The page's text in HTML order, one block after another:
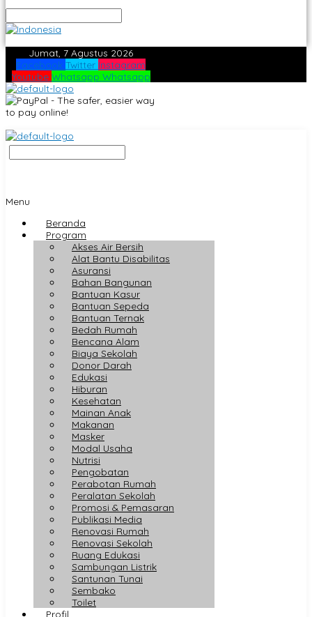
Jumat, 7 Agustus 2026
Facebook Twitter Instagram
Youtube Whatsapp Whatsapp
Menu
Beranda
Program
Akses Air Bersih
Alat Bantu Disabilitas
Asuransi
Bahan Bangunan
Bantuan Kasur
Bantuan Sepeda
Bantuan Ternak
Bedah Rumah
Bencana Alam
Biaya Sekolah
Donor Darah
Edukasi
Hiburan
Kesehatan
Mainan Anak
Makanan
Masker
Modal Usaha
Nutrisi
Pengobatan
Perabotan Rumah
Peralatan Sekolah
Promosi & Pemasaran
Publikasi Media
Renovasi Rumah
Renovasi Sekolah
Ruang Edukasi
Sambungan Listrik
Santunan Tunai
Sembako
Toilet
Profil